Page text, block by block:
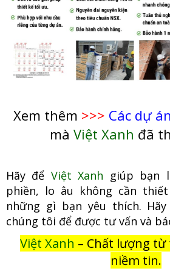
Xem thêm >>> Các dự
mà Việt Xanh đã
Hãy để Việt Xanh giúp bạn
phiền, lo âu không cần
những gì bạn yêu thích.
chúng tôi để được tư vấn và
Việt Xanh – Chất lượng
niềm tin.